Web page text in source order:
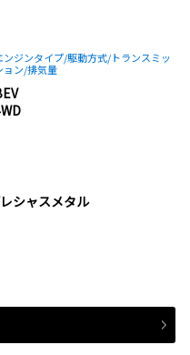
ンジンタイプ/駆動方式/トランスミッ
ョン/排気量
シャスメタル